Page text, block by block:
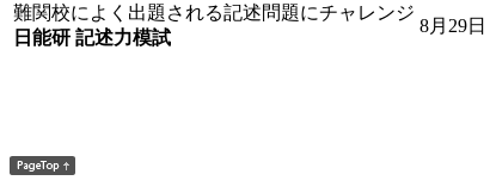
難関校によく出題される記述問題にチャレンジ
日能研 記述力模試
8月29日